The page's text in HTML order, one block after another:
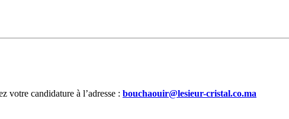
votre candidature à l’adresse : bouchaouir@lesieur-cristal.co.ma